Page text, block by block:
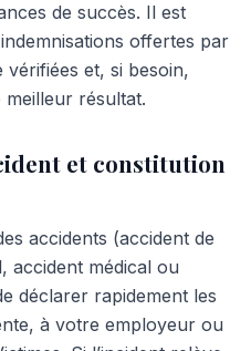
de succès. Il est
offertes par
et, si besoin,
résultat.
et constitution
accidents (accident de
accident médical ou
déclarer rapidement les
à votre employeur ou